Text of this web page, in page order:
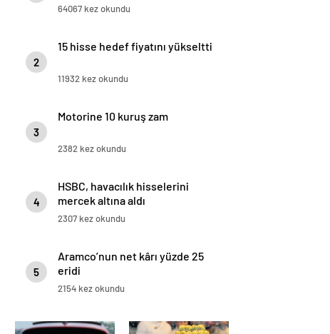
64067 kez okundu
2
15 hisse hedef fiyatını yükseltti
11932 kez okundu
3
Motorine 10 kuruş zam
2382 kez okundu
4
HSBC, havacılık hisselerini
mercek altına aldı
2307 kez okundu
5
Aramco’nun net kârı yüzde 25
eridi
2154 kez okundu